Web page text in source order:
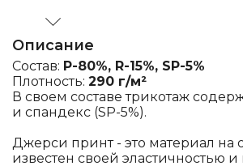
Описание
Состав: P-80%, R-15%, SP-5%
Плотность: 290 г/м²
В своем составе трикотаж
и спандекс (SP-5%).
Джерси принт - это материал на
известен своей эластичностью и